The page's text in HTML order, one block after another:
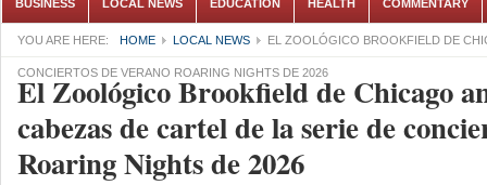
BUSINESS LOCAL NEWS EDUCATION HEALTH COMMENTARY
YOU ARE HERE: HOME LOCAL NEWS EL ZOOLÓGICO BROOKFIELD DE
CONCIERTOS DE VERANO ROARING NIGHTS DE 2026
El Zoológico Brookfield de Chicago
cabezas de cartel de la serie de
Roaring Nights de 2026